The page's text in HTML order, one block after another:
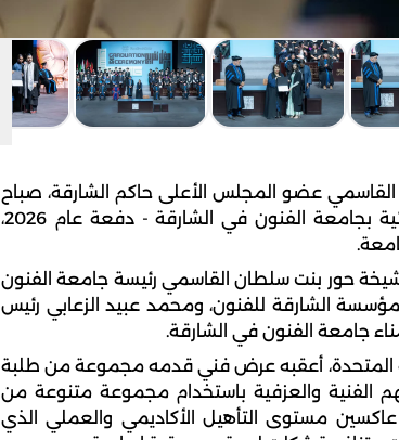
عضو المجلس الأعلى حاكم الشارقة، صباح
اليوم الأحد، حفل تخريج طلبة أكاديمية الفنون الأدائية بجامعة الفنون في الشارقة - دفعة عام 2026،
حور بنت سلطان القاسمي رئيسة جامعة الفنون
الشارقة للفنون، ومحمد عبيد الزعابي رئيس
جامعة الفنون في الشارقة.
المتحدة، أعقبه عرض فني قدمه مجموعة من طلبة
الفنية والعزفية باستخدام مجموعة متنوعة من
عاكسين مستوى التأهيل الأكاديمي والعملي الذي